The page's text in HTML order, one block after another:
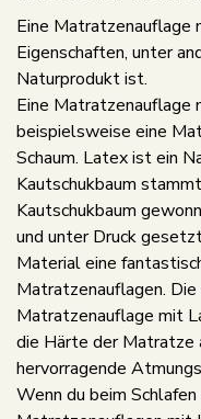
Eine
Eigenschaften, unter
Naturprodukt ist.
Eine
beispielsweise eine
Schaum. Latex ist ein
Kautschukbaum
Kautschukbaum
und unter Druck
Material eine
Matratzenauflagen.
Matratzenauflage mit
die Härte der Matratze
hervorragende
Wenn du beim